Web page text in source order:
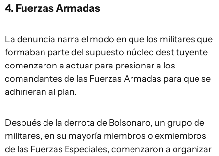
4. Fuerzas Armadas
La denuncia narra el modo en que los militares que
formaban parte del supuesto núcleo destituyente
comenzaron a actuar para presionar a los
comandantes de las Fuerzas Armadas para que se
adhirieran al plan.
Después de la derrota de Bolsonaro, un grupo de
militares, en su mayoría miembros o exmiembros
de las Fuerzas Especiales, comenzaron a organizar